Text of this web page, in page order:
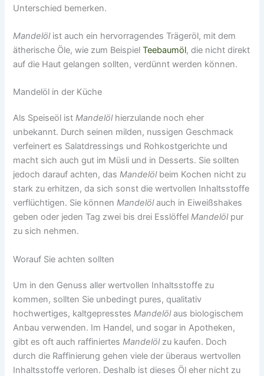
Unterschied bemerken.
Mandelölist auch ein hervorragendes Trägeröl, mit dem
ätherische Öle, wie zum BeispielTeebaumöl, die nicht direkt
auf die Haut gelangen sollten, verdünnt werden können.
Mandelöl in der Küche
Als Speiseöl istMandelölhierzulande noch eher
unbekannt. Durch seinen milden, nussigen Geschmack
verfeinert es Salatdressings und Rohkostgerichte und
macht sich auch gut im Müsli und in Desserts. Sie sollten
jedoch darauf achten, dasMandelölbeim Kochen nicht zu
stark zu erhitzen, da sich sonst die wertvollen Inhaltsstoffe
verflüchtigen. Sie könnenMandelölauch in Eiweißshakes
geben oder jeden Tag zwei bis drei EsslöffelMandelölpur
zu sich nehmen.
Worauf Sie achten sollten
Um in den Genuss aller wertvollen Inhaltsstoffe zu
kommen, sollten Sie unbedingt pures, qualitativ
hochwertiges, kaltgepresstesMandelölaus biologischem
Anbau verwenden. Im Handel, und sogar in Apotheken,
gibt es oft auch raffiniertesMandelölzu kaufen. Doch
durch die Raffinierung gehen viele der überaus wertvollen
Inhaltsstoffe verloren. Deshalb ist dieses Öl eher nicht zu